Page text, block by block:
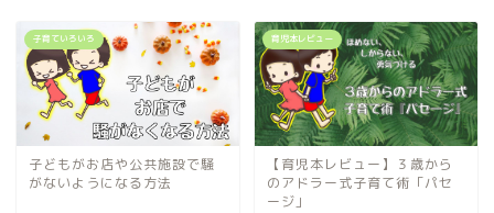
子育ていろいろ
子どもがお店や公共施設で騒
がないようになる方法
育児本レビュー
【育児本レビュー】３歳から
のアドラー式子育て術「パセ
ージ」